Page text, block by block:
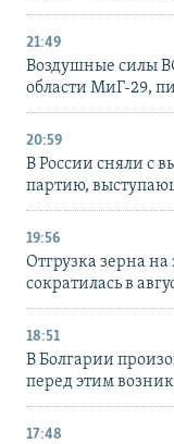
21:49
Воздушные силы
области МиГ-29,
20:59
В России сняли с
партию,
19:56
Отгрузка зерна
сократилась в
18:51
В Болгарии
перед этим
17:48